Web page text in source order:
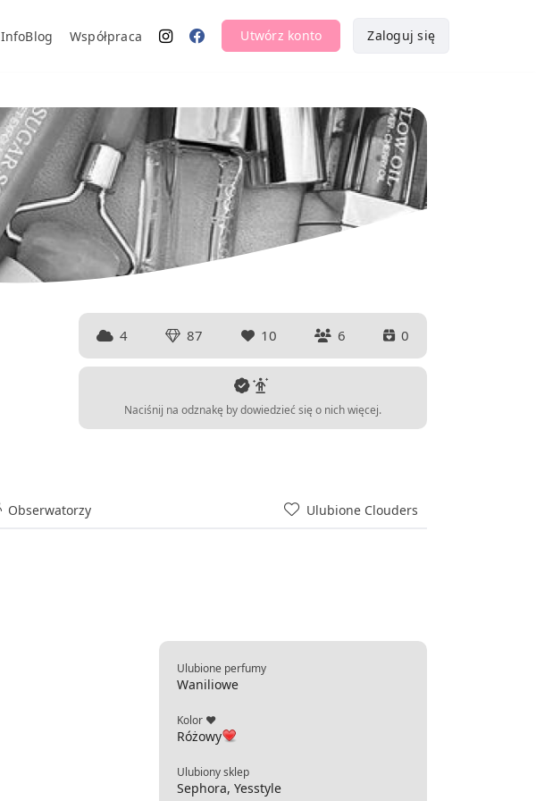
InfoBlog Współpraca Utwórz konto Zaloguj się
4 87 10 6 0
Naciśnij na odznakę by dowiedzieć się o nich więcej.
Obserwatorzy Ulubione Clouders
Ulubione perfumy
Waniliowe
Kolor ❤
Różowy
Ulubiony sklep
Sephora, Yesstyle